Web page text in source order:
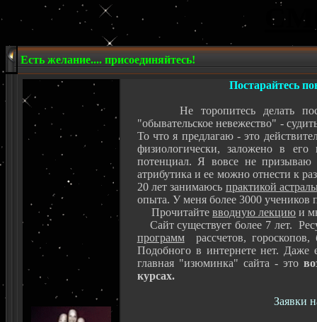
Есть желание.... присоединяйтесь!
Постарайтесь
Не торопитесь делать
"обывательское невежество" -
То что я предлагаю - это
физиологически, заложено в его
потенциал. Я вовсе не призываю
атрибутика и ее можно отнести к
20 лет занимаюсь практикой
опыта. У меня более 3000
Прочитайтевводную лекцию и
Сайт существует более 7 лет.
программ
рассчетов,
Подобного в интернете нет.
главная "изюминка" сайта - это
курсах.
Заявки